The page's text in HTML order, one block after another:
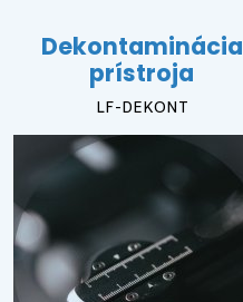
Dekontaminácia
prístroja
LF-DEKONT